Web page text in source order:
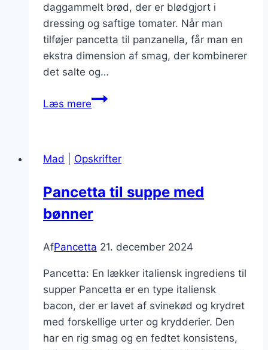
daggammelt brød, der er blødgjort i
dressing og saftige tomater. Når man
tilføjer pancetta til panzanella, får man en
ekstra dimension af smag, der kombinerer
det salte og…
Læs merePancetta
tomater
Mad Opskrifter
Pancetta til suppe med
bønner
AfPancetta 21. december 2024
Pancetta: En lækker italiensk ingrediens til
supper Pancetta er en type italiensk
bacon, der er lavet af svinekød og krydret
med forskellige urter og krydderier. Den
har en rig smag og en fedtet konsistens,